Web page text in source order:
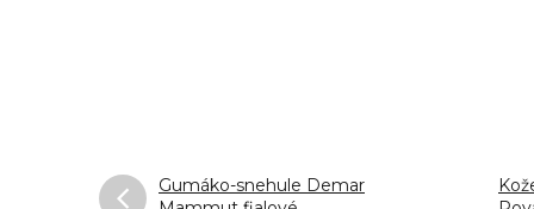
Gumáko-snehule Demar